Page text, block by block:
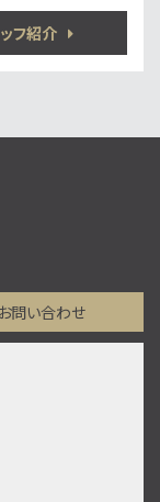
円
駅
分
円
フ紹介
お問い合わせ